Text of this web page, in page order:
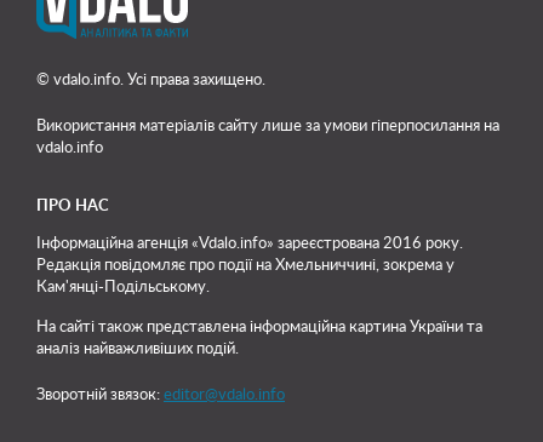
© vdalo.info. Усі права захищено.
Використання матеріалів сайту лише за умови гіперпосилання на
vdalo.info
ПРО НАС
Інформаційна агенція «Vdalo.info» зареєстрована 2016 року.
Редакція повідомляє про події на Хмельниччині, зокрема у
Кам'янці-Подільському.
На сайті також представлена інформаційна картина України та
аналіз найважливіших подій.
Зворотній звязок: editor@vdalo.info